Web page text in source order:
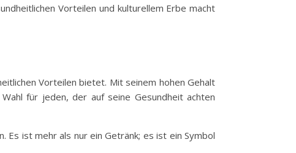
Vorteilen und kulturellem Erbe macht
Vorteilen bietet. Mit seinem hohen Gehalt
für jeden, der auf seine Gesundheit achten
Es ist mehr als nur ein Getränk; es ist ein Symbol